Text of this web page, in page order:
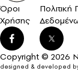
Όροι
Χρήσης
Copyright © 2026
designed & developed